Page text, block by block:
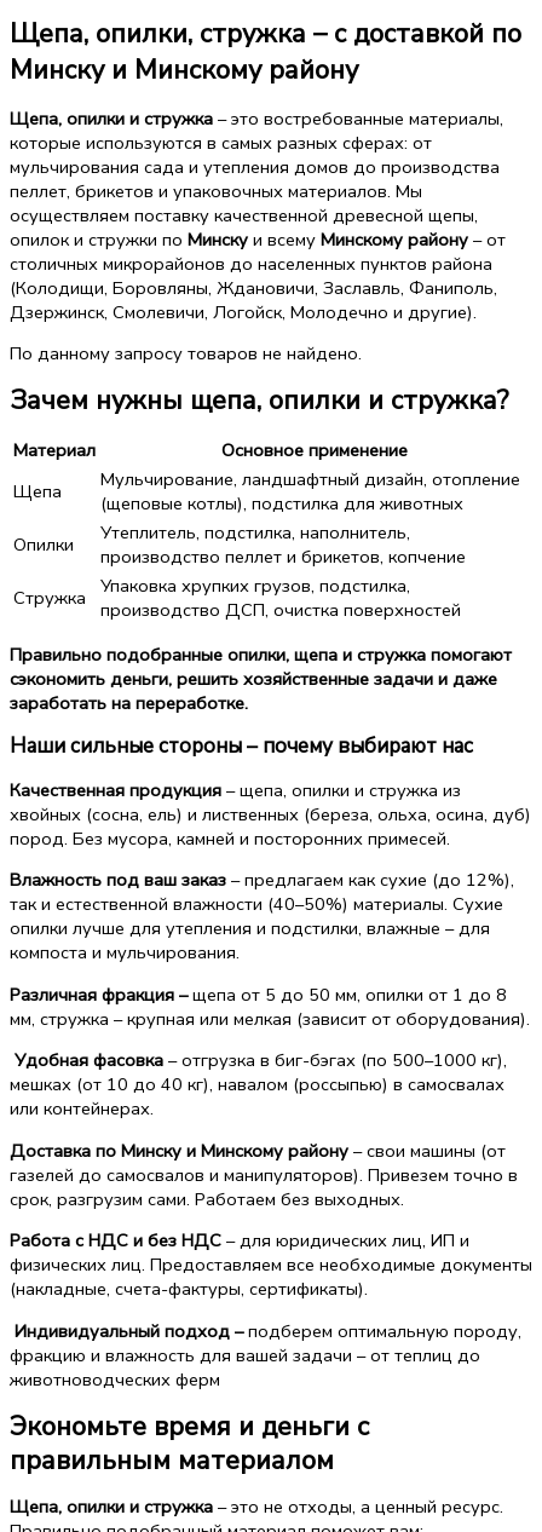
Щепа, опилки, стружка – с доставкой по
Минску и Минскому району
Щепа, опилки и стружка – это востребованные материалы,
которые используются в самых разных сферах: от
мульчирования сада и утепления домов до производства
пеллет, брикетов и упаковочных материалов. Мы
осуществляем поставку качественной древесной щепы,
опилок и стружки по Минску и всему Минскому району – от
столичных микрорайонов до населенных пунктов района
(Колодищи, Боровляны, Ждановичи, Заславль, Фаниполь,
Дзержинск, Смолевичи, Логойск, Молодечно и другие).
По данному запросу товаров не найдено.
Зачем нужны щепа, опилки и стружка?
Материал
Основное применение
Щепа
Мульчирование, ландшафтный дизайн, отопление
(щеповые котлы), подстилка для животных
Опилки
Утеплитель, подстилка, наполнитель,
производство пеллет и брикетов, копчение
Стружка
Упаковка хрупких грузов, подстилка,
производство ДСП, очистка поверхностей
Правильно подобранные опилки, щепа и стружка помогают
сэкономить деньги, решить хозяйственные задачи и даже
заработать на переработке.
Наши сильные стороны – почему выбирают нас
Качественная продукция – щепа, опилки и стружка из
хвойных (сосна, ель) и лиственных (береза, ольха, осина, дуб)
пород. Без мусора, камней и посторонних примесей.
Влажность под ваш заказ – предлагаем как сухие (до 12%),
так и естественной влажности (40–50%) материалы. Сухие
опилки лучше для утепления и подстилки, влажные – для
компоста и мульчирования.
Различная фракция –щепа от 5 до 50 мм, опилки от 1 до 8
мм, стружка – крупная или мелкая (зависит от оборудования).
Удобная фасовка – отгрузка в биг-бэгах (по 500–1000 кг),
мешках (от 10 до 40 кг), навалом (россыпью) в самосвалах
или контейнерах.
Доставка по Минску и Минскому району – свои машины (от
газелей до самосвалов и манипуляторов). Привезем точно в
срок, разгрузим сами. Работаем без выходных.
Работа с НДС и без НДС – для юридических лиц, ИП и
физических лиц. Предоставляем все необходимые документы
(накладные, счета-фактуры, сертификаты).
Индивидуальный подход –подберем оптимальную породу,
фракцию и влажность для вашей задачи – от теплиц до
животноводческих ферм
Экономьте время и деньги с
правильным материалом
Щепа, опилки и стружка – это не отходы, а ценный ресурс.